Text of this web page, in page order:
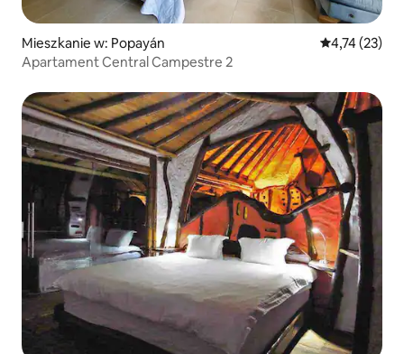
Mieszkanie w: Popayán Średnia
4,74 (23)
Apartament Central Campestre 2